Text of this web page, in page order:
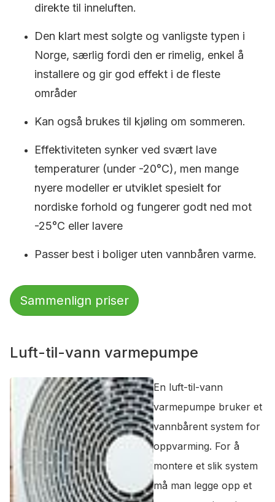
direkte til inneluften.
Den klart mest solgte og vanligste typen i
Norge, særlig fordi den er rimelig, enkel å
installere og gir god effekt i de fleste
områder
Kan også brukes til kjøling om sommeren.
Effektiviteten synker ved svært lave
temperaturer (under -20°C), men mange
nyere modeller er utviklet spesielt for
nordiske forhold og fungerer godt ned mot
-25°C eller lavere
Passer best i boliger uten vannbåren varme.
Sammenlign priser
Luft-til-vann varmepumpe
En luft-til-vann
varmepumpe bruker et
vannbårent system for
oppvarming. For å
montere et slik system
må man legge opp et